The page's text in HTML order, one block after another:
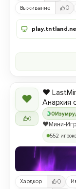
Выживание 0
❤
0
0
❤️
Анархия
❤️Мини-
552
Хардкор 0